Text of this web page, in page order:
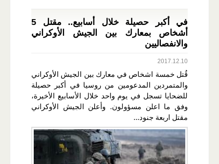
في أكبر حصيلة خلال أسابيع.. مقتل 5
أشخاص بمعارك بين الجيش الأوكراني
والانفصاليين
2017.12.10
قُتل خمسة اشخاص في معارك بين الجيش الأوكراني
والمتمردين المدعومين من روسيا في أكبر حصيلة
للضحايا تسجل في يوم واحد خلال الأسابيع الأخيرة،
وفق ما اعلن مسؤولون. وأعلن الجيش الأوكراني
مقتل اربعة جنود...